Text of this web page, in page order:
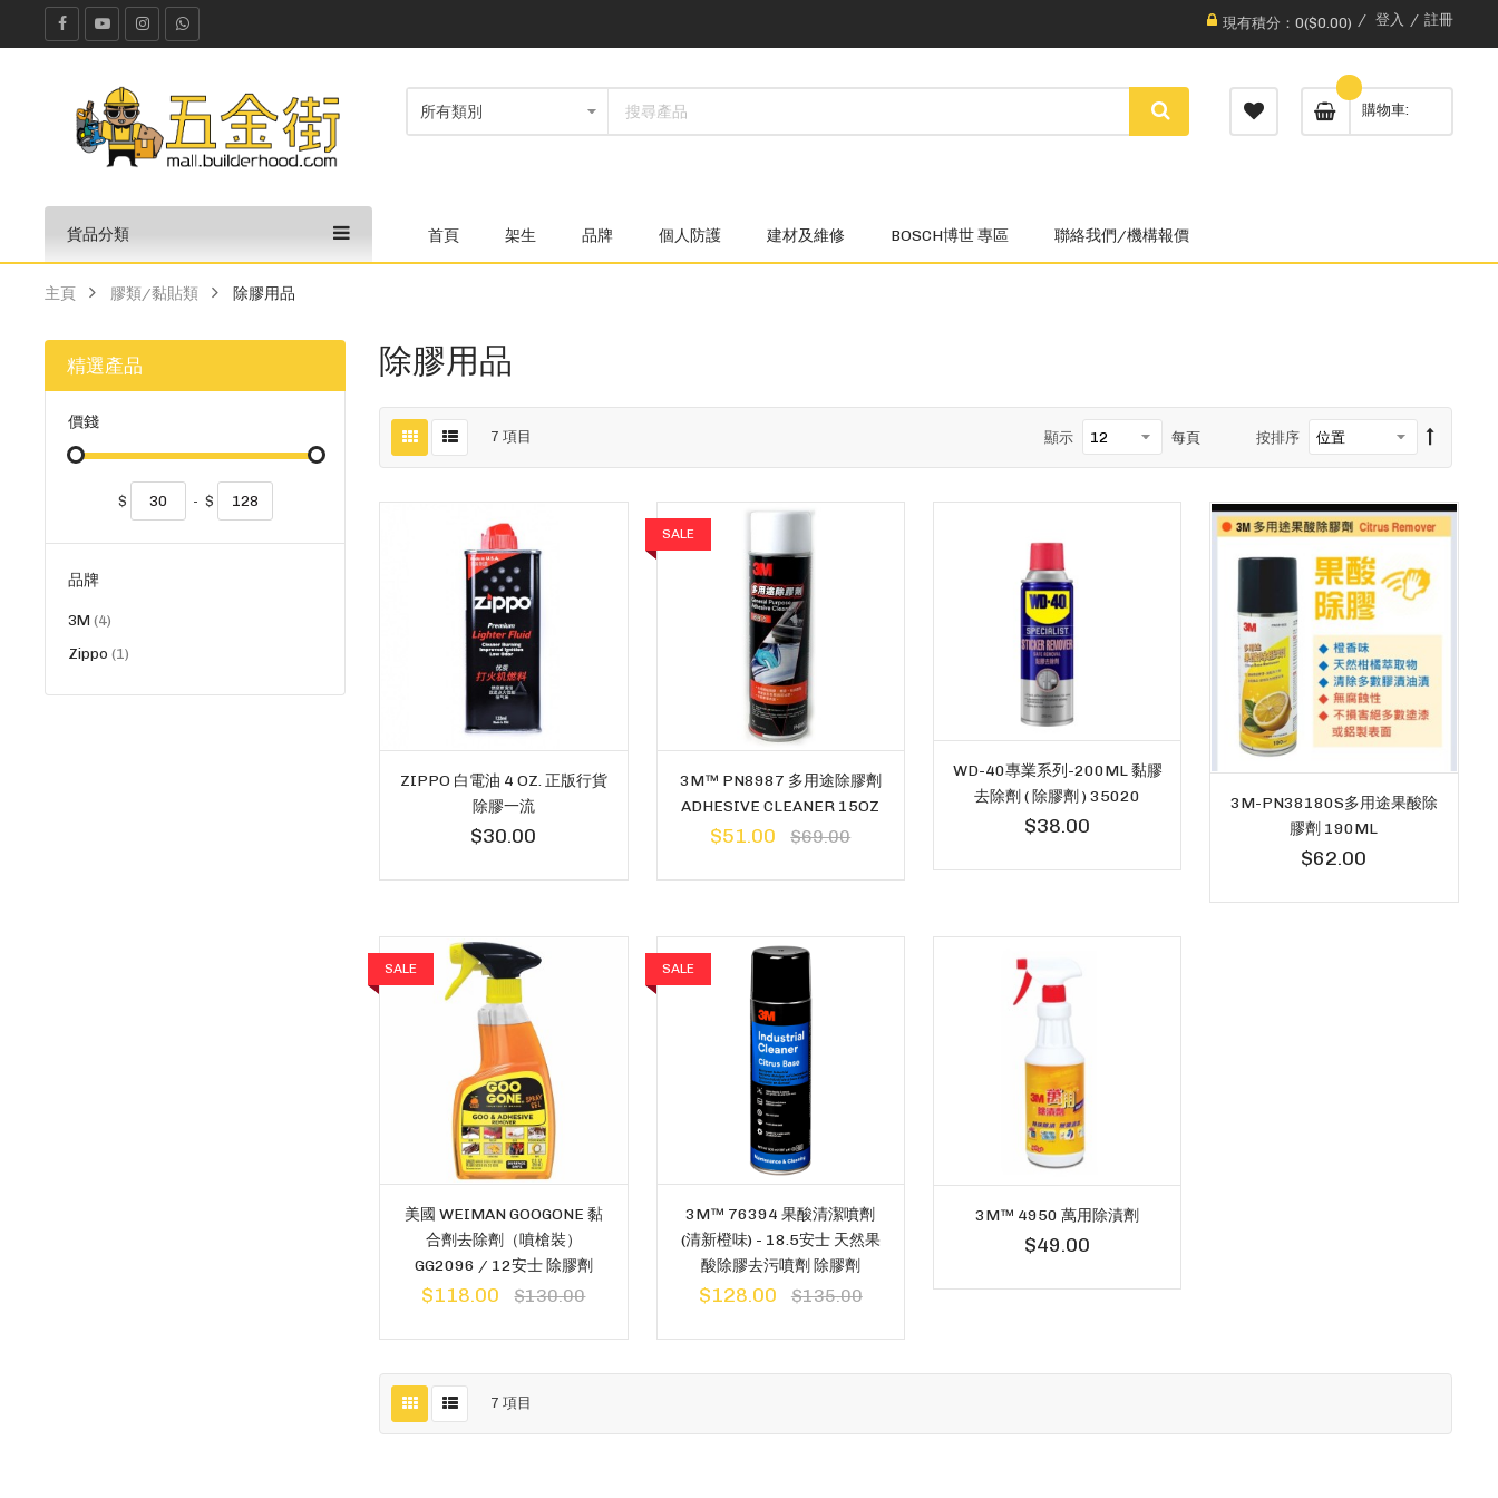
現有積分：0($0.00) 登入 註冊
購物車
貨品分類 首頁 架生 品牌 個人防護 建材及維修 BOSCH博世 專區 聯絡我們/機構報價
主頁 膠類/黏貼類 除膠用品
除膠用品
7 項目 按排序
顯示 每頁
ZIPPO 白電油 4 OZ. 正版行貨
除膠一流
$30.00
SALE
3M™ PN8987 多用途除膠劑
ADHESIVE CLEANER 15OZ
$51.00 $69.00
WD-40專業系列-200ML 黏膠
去除劑 ( 除膠劑 ) 35020
$38.00
3M-PN38180S多用途果酸除
膠劑 190ML
$62.00
SALE
美國 WEIMAN GOOGONE 黏
合劑去除劑（噴槍裝）
GG2096 / 12安士 除膠劑
$118.00 $130.00
SALE
3M™ 76394 果酸清潔噴劑
(清新橙味) - 18.5安士 天然果
酸除膠去污噴劑 除膠劑
$128.00 $135.00
3M™ 4950 萬用除漬劑
$49.00
7 項目
精選產品
價錢
$ - $
品牌
3M 4貨
Zippo 1貨